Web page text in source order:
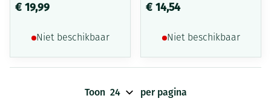
€ 19,99
Niet beschikbaar
€ 14,54
Niet beschikbaar
Toon per pagina